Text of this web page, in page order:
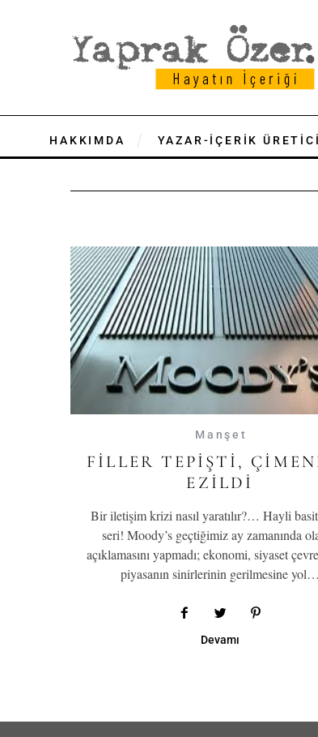
HAKKIMDA YAZAR-İÇERİK
Manşet
FILLER TEPIŞTI,
EZILDI
Bir iletişim krizi nasıl yaratılır?… Hayli
seri! Moody’s geçtiğimiz ay zamanında
açıklamasını yapmadı; ekonomi, siyaset
piyasanın sinirlerinin gerilmesine yol…
Devamı